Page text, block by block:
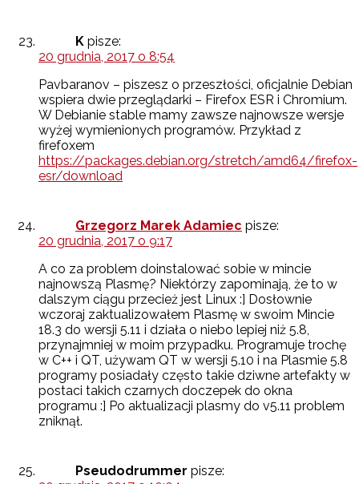
K pisze:
20 grudnia, 2017 o 8:54
Pavbaranov – piszesz o przeszłości, oficjalnie Debian
wspiera dwie przeglądarki – Firefox ESR i Chromium.
W Debianie stable mamy zawsze najnowsze wersje
wyżej wymienionych programów. Przykład z
firefoxem
https://packages.debian.org/stretch/amd64/firefox-
esr/download
Grzegorz Marek Adamiec pisze:
20 grudnia, 2017 o 9:17
A co za problem doinstalować sobie w mincie
najnowszą Plasmę? Niektórzy zapominają, że to w
dalszym ciągu przecież jest Linux :] Dosłownie
wczoraj zaktualizowałem Plasmę w swoim Mincie
18.3 do wersji 5.11 i działa o niebo lepiej niż 5.8,
przynajmniej w moim przypadku. Programuje trochę
w C++ i QT, używam QT w wersji 5.10 i na Plasmie 5.8
programy posiadały często takie dziwne artefakty w
postaci takich czarnych doczepek do okna
programu :] Po aktualizacji plasmy do v5.11 problem
zniknął.
Pseudodrummer pisze: